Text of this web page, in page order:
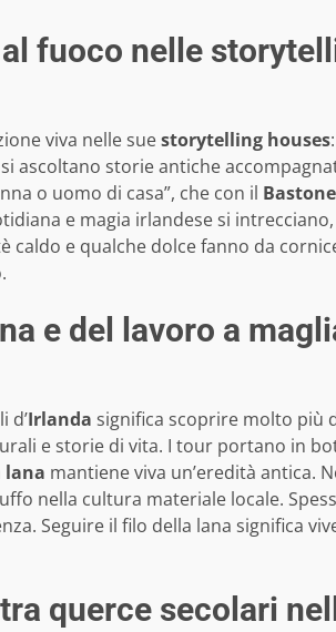
fuoco nelle
viva nelle suestorytelling houses
ascoltano storie antiche
o uomo di casa”, che con il
e magia irlandese si
caldo e qualche dolce fanno da
e del lavoro a
d’Irlanda significa scoprire molto più
e storie di vita. I tour portano in
lana mantiene viva un’eredità antica.
nella cultura materiale locale.
Seguire il filo della lana significa
querce secolari